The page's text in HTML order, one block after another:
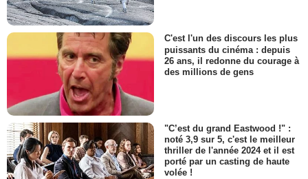
C'est l'un des discours les plus
puissants du cinéma : depuis
26 ans, il redonne du courage à
des millions de gens
"C’est du grand Eastwood !" :
noté 3,9 sur 5, c'est le meilleur
thriller de l'année 2024 et il est
porté par un casting de haute
volée !